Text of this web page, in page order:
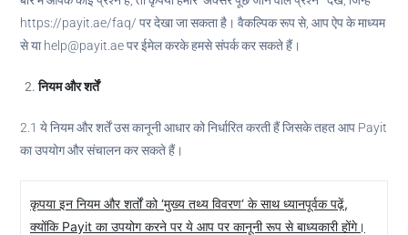
https://payit.ae/faq/ पर देखा जा सकता है। वैकल्पिक रूप से, आप ऐप के माध्यम
से या help@payit.ae पर ईमेल करके हमसे संपर्क कर सकते हैं।
नियम और शर्तें
2.1 ये नियम और शर्तें उस कानूनी आधार को निर्धारित करती हैं जिसके तहत आप Payit
का उपयोग और संचालन कर सकते हैं।
कृपया इन नियम और शर्तों को‘मुख्य तथ्य विवरण‘ के साथ ध्यानपूर्वक पढ़ें,
क्योंकि Payit का उपयोग करने पर ये आप पर कानूनी रूप से बाध्यकारी होंगे।